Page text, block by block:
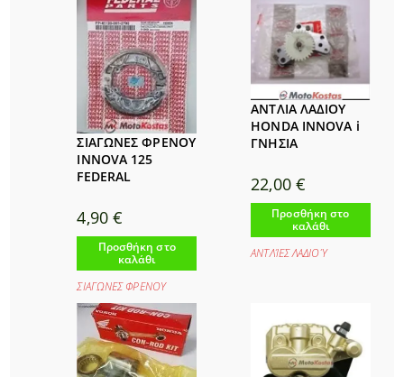
ΣΙΑΓΩΝΕΣ ΦΡΕΝΟΥ
INNOVA 125
FEDERAL
4,90 €
Προσθήκη στο
καλάθι
ΣΙΑΓΩΝΕΣ ΦΡΕΝΟΥ
ΑΝΤΛΙΑ ΛΑΔΙΟΥ
HONDA INNOVA i
ΓΝΗΣΙΑ
22,00 €
Προσθήκη στο
καλάθι
ΑΝΤΛΊΕΣ ΛΑΔΙΟΎ